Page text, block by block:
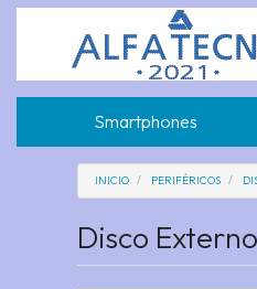
Smartphones
INICIO PERIFÉRICOS
Disco